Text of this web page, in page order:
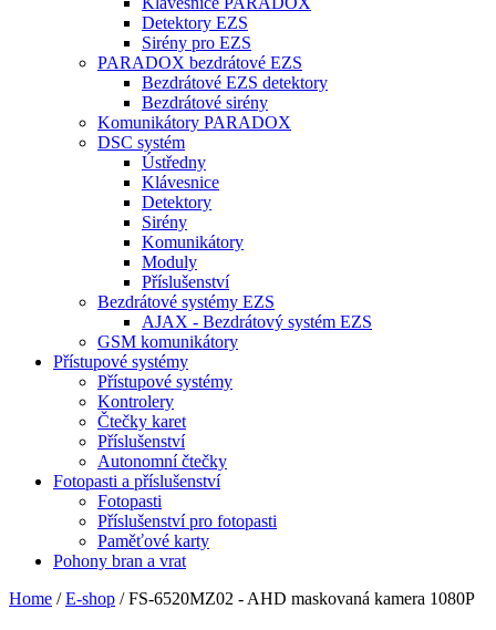
Detektory EZS
Sirény pro EZS
PARADOX bezdrátové EZS
Bezdrátové EZS detektory
Bezdrátové sirény
Komunikátory PARADOX
DSC systém
Ústředny
Klávesnice
Detektory
Sirény
Komunikátory
Moduly
Příslušenství
Bezdrátové systémy EZS
AJAX - Bezdrátový systém EZS
GSM komunikátory
Přístupové systémy
Přístupové systémy
Kontrolery
Čtečky karet
Příslušenství
Autonomní čtečky
Fotopasti a příslušenství
Fotopasti
Příslušenství pro fotopasti
Paměťové karty
Pohony bran a vrat
Home / E-shop /FS-6520MZ02 - AHD maskovaná kamera 1080P